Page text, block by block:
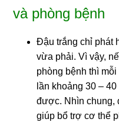
và phòng bệnh
Đậu trắng chỉ phát
vừa phải. Vì vậy,
phòng bệnh thì
lần khoảng 30 –
được. Nhìn chung,
giúp bổ trợ cơ thể